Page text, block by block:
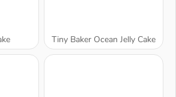
Tiny Baker Ocean Jelly Cake